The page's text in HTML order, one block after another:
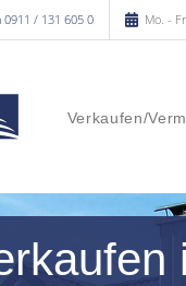
/ 131 605 0 Mo. -
Verkaufen/